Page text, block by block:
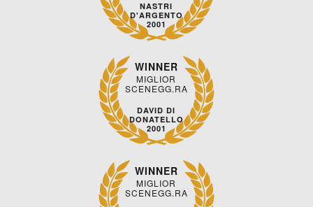
NASTRI
D'ARGENTO
2001
WINNER
MIGLIOR
SCENEGG.RA
DAVID DI
DONATELLO
2001
WINNER
MIGLIOR
SCENEGG.RA